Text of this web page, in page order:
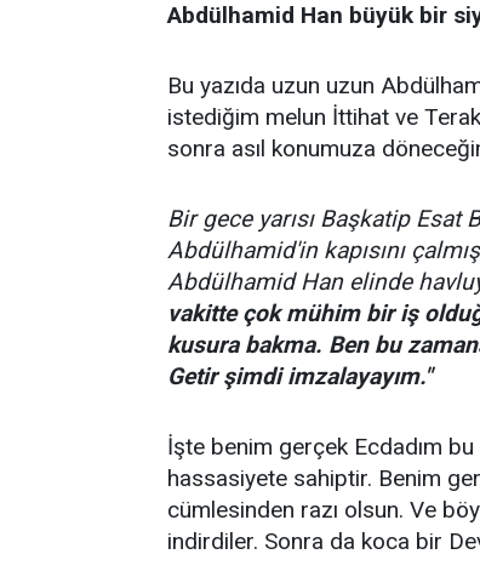
Abdülhamid Han büyük bir
Bu yazıda uzun uzun
istediğim melun İttihat ve
sonra asıl konumuza
Bir gece yarısı Başkatip
Abdülhamid'in kapısını
Abdülhamid Han elinde
vakitte çok mühim bir iş
kusura bakma. Ben bu
Getir şimdi imzalayayım."
İşte benim gerçek Ecdadım
hassasiyete sahiptir. Benim
cümlesinden razı olsun. Ve
indirdiler. Sonra da koca bir